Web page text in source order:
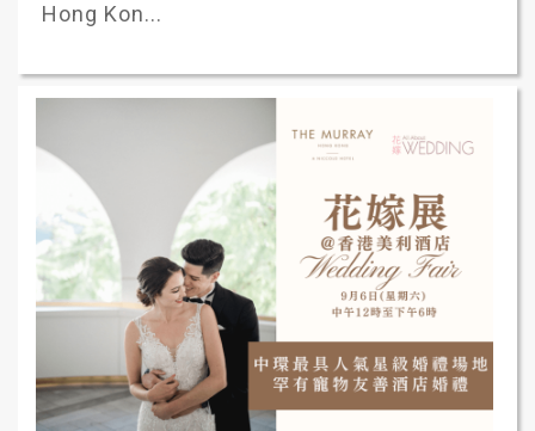
Hong Kon...